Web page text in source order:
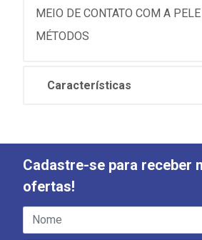
MEIO DE CONTATO COM A
MÉTODOS
Características
Cadastre-se para receber
ofertas!